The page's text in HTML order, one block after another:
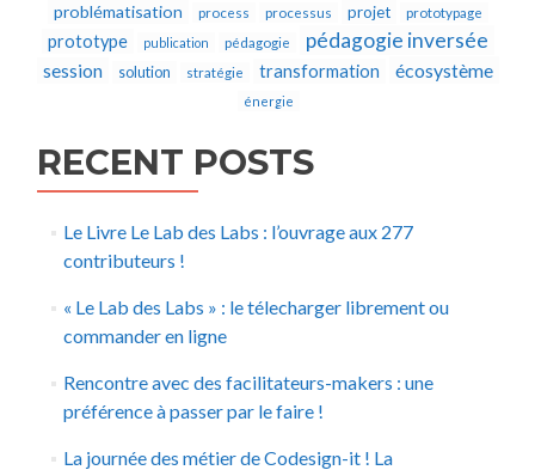
problématisation process processus projet prototypage
prototype publication pédagogie pédagogie inversée
session solution stratégie transformation écosystème
énergie
RECENT POSTS
Le Livre Le Lab des Labs : l’ouvrage aux 277
contributeurs !
« Le Lab des Labs » : le télecharger librement ou
commander en ligne
Rencontre avec des facilitateurs-makers : une
préférence à passer par le faire !
La journée des métier de Codesign-it ! La